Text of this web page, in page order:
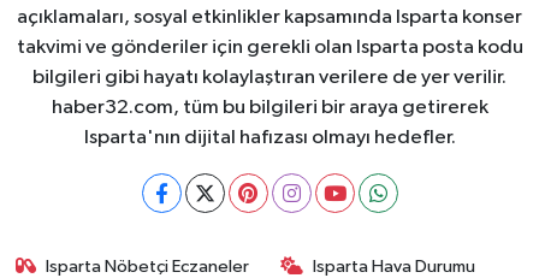
açıklamaları, sosyal etkinlikler kapsamında Isparta konser
takvimi ve gönderiler için gerekli olan Isparta posta kodu
bilgileri gibi hayatı kolaylaştıran verilere de yer verilir.
haber32.com, tüm bu bilgileri bir araya getirerek
Isparta'nın dijital hafızası olmayı hedefler.
Isparta Nöbetçi Eczaneler Isparta Hava Durumu